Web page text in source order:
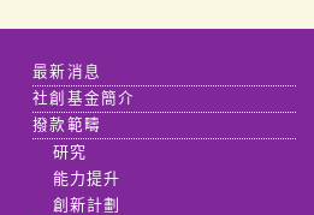
最新消息
社創基金簡介
撥款範疇
研究
能力提升
創新計劃